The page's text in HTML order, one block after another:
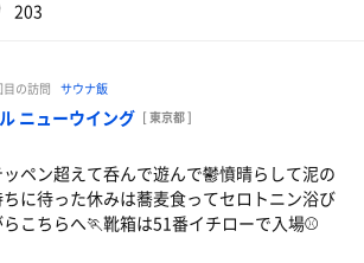
203
の訪問 サウナ飯
ニューウイング [ 東京都 ]
ペン超えて呑んで遊んで鬱憤晴らして泥の
に待った休みは蕎麦食ってセロトニン浴び
こちらへ🏃靴箱は51番イチローで入場⚾️